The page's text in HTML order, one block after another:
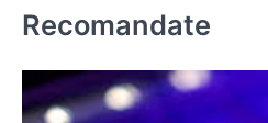
Recomandate